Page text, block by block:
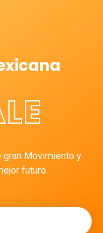
gran Movimiento y
futuro.